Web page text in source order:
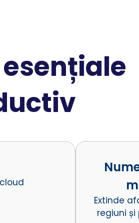
esențiale
Extinde
regiuni și